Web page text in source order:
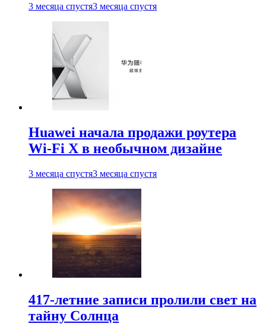
3 месяца спустя3 месяца спустя
Huawei начала продажи роутера
Wi-Fi X в необычном дизайне
3 месяца спустя3 месяца спустя
417-летние записи пролили свет на
тайну Солнца